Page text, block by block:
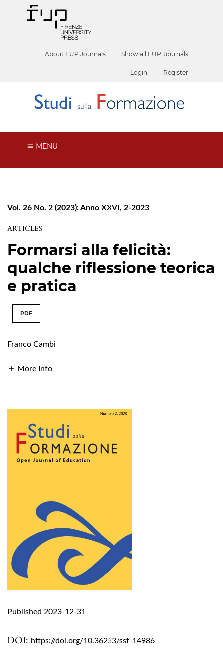
About FUP Journals Show all FUP Journals
Login Register
MENU
Vol. 26 No. 2 (2023): Anno XXVI, 2-2023
ARTICLES
Formarsi alla felicità:
qualche riflessione teorica
e pratica
PDF
Franco Cambi
More Info
DOI: https://doi.org/10.36253/ssf-14986
Published 2023-12-31